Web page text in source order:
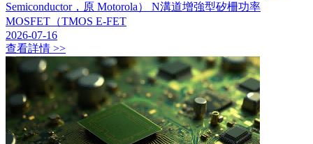
Semiconductor，原 Motorola） N溝道增強型矽柵功率
MOSFET（TMOS E-FET
2026-07-16
查看詳情 >>